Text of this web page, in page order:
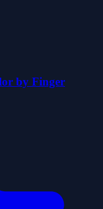
by Finger